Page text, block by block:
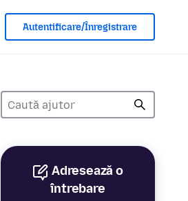
Autentificare/Înregistrare
Adresează o
întrebare